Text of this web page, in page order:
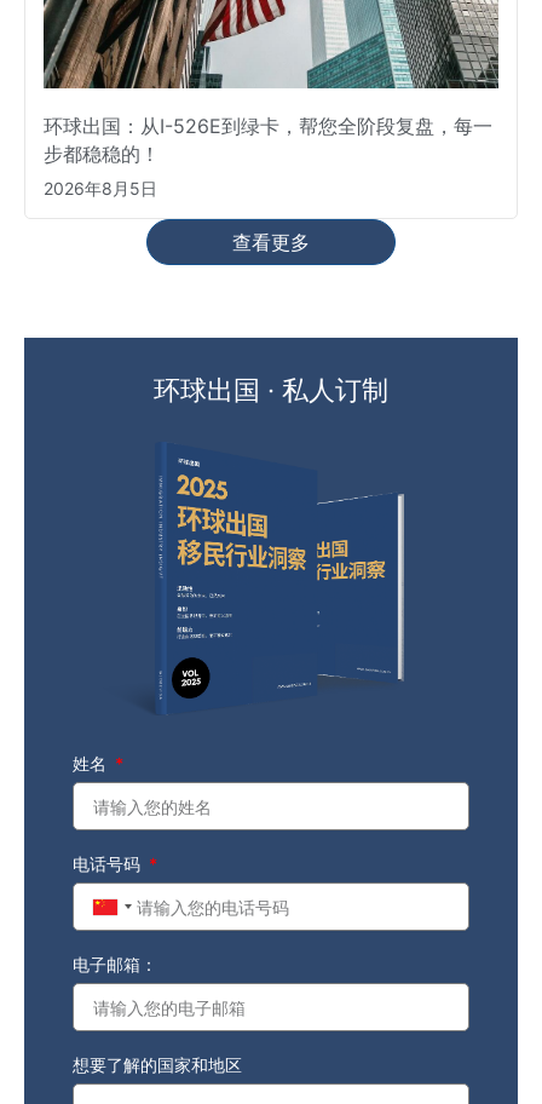
环球出国：从I-526E到绿卡，帮您全阶段复盘，每一
步都稳稳的！
2026年8月5日
查看更多
环球出国 · 私人订制
姓名
电话号码
China
电子邮箱：
想要了解的国家和地区